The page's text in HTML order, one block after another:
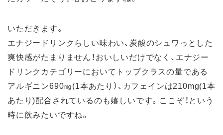
いただきます。
エナジードリンクらしい味わい、炭酸のシュワっとした
爽快感がたまりません！おいしいだけでなく、エナジー
ドリンクカテゴリーにおいてトップクラスの量である
アルギニン690㎎(1本あたり）、カフェインは210mg(1本
あたり)配合されているのも嬉しいです。ここぞ！という
時に飲みたいですね。